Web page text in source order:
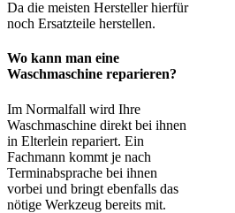
Da die meisten Hersteller hierfür
noch Ersatzteile herstellen.
Wo kann man eine
Waschmaschine reparieren?
Im Normalfall wird Ihre
Waschmaschine direkt bei ihnen
in Elterlein repariert. Ein
Fachmann kommt je nach
Terminabsprache bei ihnen
vorbei und bringt ebenfalls das
nötige Werkzeug bereits mit.